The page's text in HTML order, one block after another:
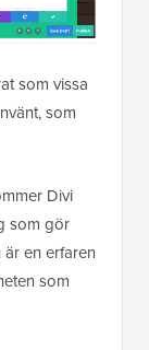
som vissa
som
Divi
som gör
en erfaren
som